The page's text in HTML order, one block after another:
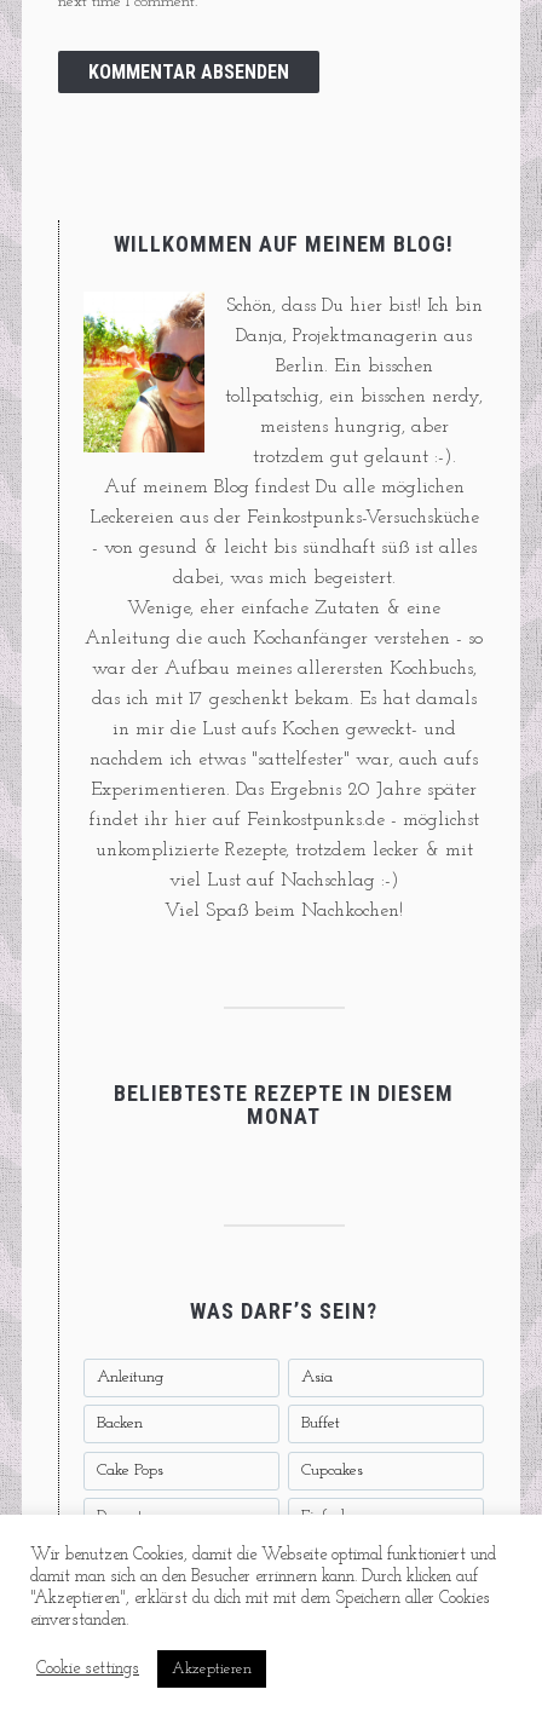
WILLKOMMEN AUF MEINEM BLOG!
Schön, dass Du hier bist! Ich bin
Danja, Projektmanagerin aus
Berlin. Ein bisschen
tollpatschig, ein bisschen nerdy,
meistens hungrig, aber
trotzdem gut gelaunt :-).
Auf meinem Blog findest Du alle möglichen
Leckereien aus der Feinkostpunks-Versuchsküche
- von gesund & leicht bis sündhaft süß ist alles
dabei, was mich begeistert.
Wenige, eher einfache Zutaten & eine
Anleitung die auch Kochanfänger verstehen - so
war der Aufbau meines allerersten Kochbuchs,
das ich mit 17 geschenkt bekam. Es hat damals
in mir die Lust aufs Kochen geweckt- und
nachdem ich etwas "sattelfester" war, auch aufs
Experimentieren. Das Ergebnis 20 Jahre später
findet ihr hier auf Feinkostpunks.de - möglichst
unkomplizierte Rezepte, trotzdem lecker & mit
viel Lust auf Nachschlag :-)
Viel Spaß beim Nachkochen!
BELIEBTESTE REZEPTE IN DIESEM
MONAT
WAS DARF’S SEIN?
Anleitung Asia
Backen Buffet
Cake Pops Cupcakes
Dessert Einfach
Feierabend-Quickie Feinkostpunks
Fisch Fix Ohne Fix
Fleisch
Wir benutzen Cookies, damit die Webseite optimal funktioniert und
damit man sich an den Besucher errinnern kann. Durch klicken auf
"Akzeptieren", erklärst du dich mit mit dem Speichern aller Cookies
einverstanden.
Cookie settings Akzeptieren